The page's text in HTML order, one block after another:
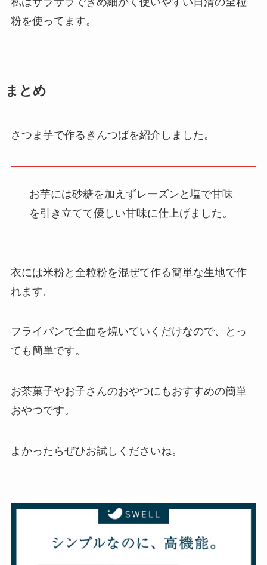
粉を使ってます。
まとめ
さつま芋で作るきんつばを紹介しました。
お芋には砂糖を加えずレーズンと塩で甘味
を引き立てて優しい甘味に仕上げました。
衣には米粉と全粒粉を混ぜて作る簡単な生地で作
れます。
フライパンで全面を焼いていくだけなので、とっ
ても簡単です。
お茶菓子やお子さんのおやつにもおすすめの簡単
おやつです。
よかったらぜひお試しくださいね。